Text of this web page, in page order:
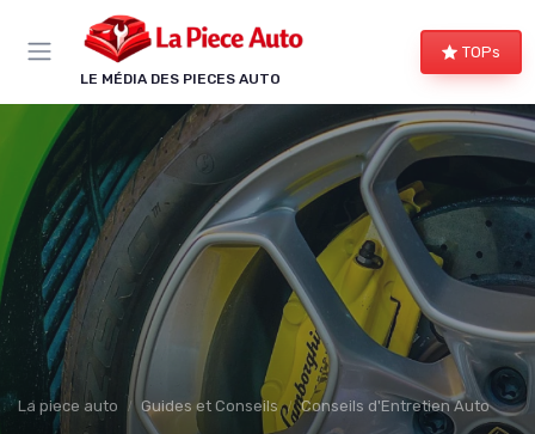
LE MÉDIA DES PIECES AUTO
TOPs
La piece auto Guides et Conseils Conseils d'Entretien Auto
Panneau de gestion des cookies